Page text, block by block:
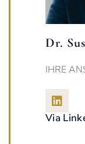
Dr.
IHRE
Via